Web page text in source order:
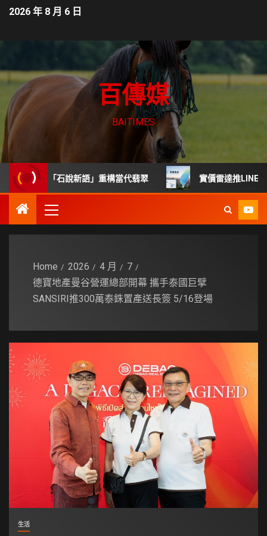
2026 年 8 月 6 日
百傳媒
BAITIMES
用「石說新語」重構當代翡翠 實價雷達推LINE查詢工具
Home 2026 4 月
7
德寶地產曼谷營運總部開幕 攜手泰國巨擘
SANSIRI推300萬泰銖置產送長簽 5/16登場
生活